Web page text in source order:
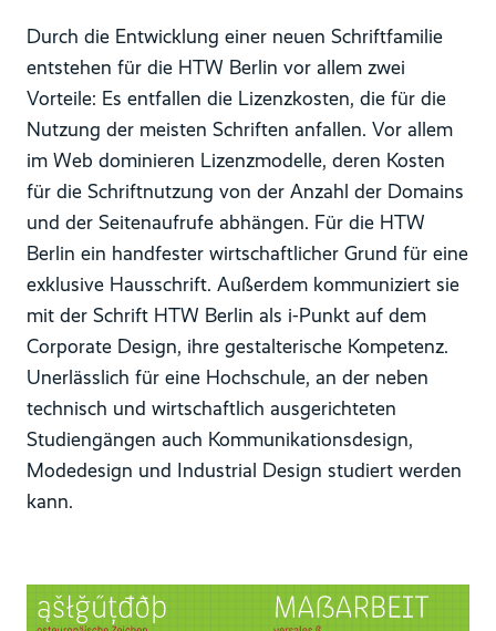
Durch die Entwicklung einer neuen Schriftfamilie
entstehen für die HTW Berlin vor allem zwei
Vorteile: Es entfallen die Lizenzkosten, die für die
Nutzung der meisten Schriften anfallen. Vor allem
im Web dominieren Lizenzmodelle, deren Kosten
für die Schriftnutzung von der Anzahl der Domains
und der Seitenaufrufe abhängen. Für die HTW
Berlin ein handfester wirtschaftlicher Grund für eine
exklusive Hausschrift. Außerdem kommuniziert sie
mit der Schrift HTW Berlin als i-Punkt auf dem
Corporate Design, ihre gestalterische Kompetenz.
Unerlässlich für eine Hochschule, an der neben
technisch und wirtschaftlich ausgerichteten
Studiengängen auch Kommunikationsdesign,
Modedesign und Industrial Design studiert werden
kann.